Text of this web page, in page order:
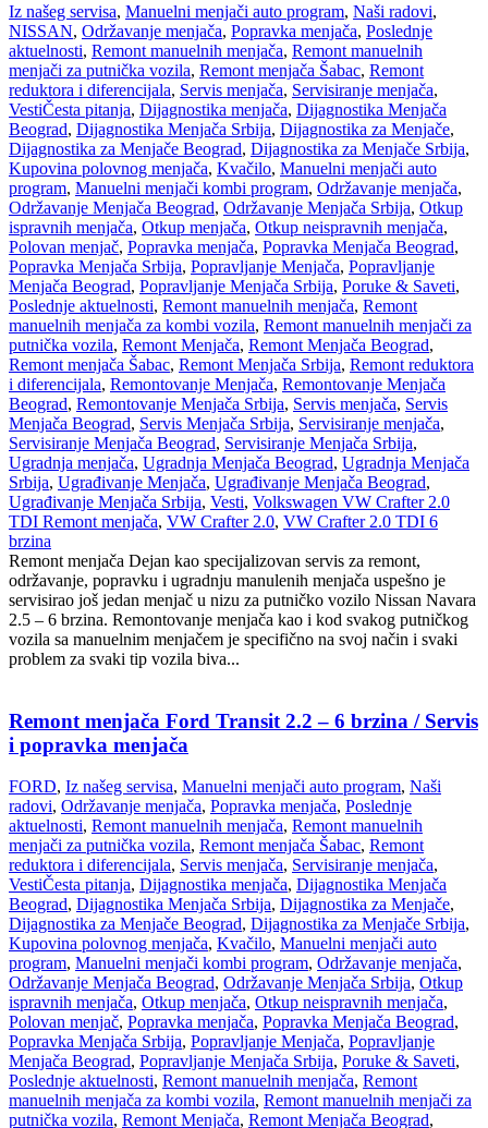
Iz našeg servisa, Manuelni menjači auto program, Naši radovi,
NISSAN, Održavanje menjača, Popravka menjača, Poslednje
aktuelnosti, Remont manuelnih menjača, Remont manuelnih
menjači za putnička vozila, Remont menjača Šabac, Remont
reduktora i diferencijala, Servis menjača, Servisiranje menjača,
VestiČesta pitanja, Dijagnostika menjača, Dijagnostika Menjača
Beograd, Dijagnostika Menjača Srbija, Dijagnostika za Menjače,
Dijagnostika za Menjače Beograd, Dijagnostika za Menjače Srbija,
Kupovina polovnog menjača, Kvačilo, Manuelni menjači auto
program, Manuelni menjači kombi program, Održavanje menjača,
Održavanje Menjača Beograd, Održavanje Menjača Srbija, Otkup
ispravnih menjača, Otkup menjača, Otkup neispravnih menjača,
Polovan menjač, Popravka menjača, Popravka Menjača Beograd,
Popravka Menjača Srbija, Popravljanje Menjača, Popravljanje
Menjača Beograd, Popravljanje Menjača Srbija, Poruke & Saveti,
Poslednje aktuelnosti, Remont manuelnih menjača, Remont
manuelnih menjača za kombi vozila, Remont manuelnih menjači za
putnička vozila, Remont Menjača, Remont Menjača Beograd,
Remont menjača Šabac, Remont Menjača Srbija, Remont reduktora
i diferencijala, Remontovanje Menjača, Remontovanje Menjača
Beograd, Remontovanje Menjača Srbija, Servis menjača, Servis
Menjača Beograd, Servis Menjača Srbija, Servisiranje menjača,
Servisiranje Menjača Beograd, Servisiranje Menjača Srbija,
Ugradnja menjača, Ugradnja Menjača Beograd, Ugradnja Menjača
Srbija, Ugrađivanje Menjača, Ugrađivanje Menjača Beograd,
Ugrađivanje Menjača Srbija, Vesti, Volkswagen VW Crafter 2.0
TDI Remont menjača, VW Crafter 2.0, VW Crafter 2.0 TDI 6
brzina
Remont menjača Dejan kao specijalizovan servis za remont,
održavanje, popravku i ugradnju manulenih menjača uspešno je
servisirao još jedan menjač u nizu za putničko vozilo Nissan Navara
2.5 – 6 brzina. Remontovanje menjača kao i kod svakog putničkog
vozila sa manuelnim menjačem je specifično na svoj način i svaki
problem za svaki tip vozila biva...
Remont menjača Ford Transit 2.2 – 6 brzina / Servis
i popravka menjača
FORD, Iz našeg servisa, Manuelni menjači auto program, Naši
radovi, Održavanje menjača, Popravka menjača, Poslednje
aktuelnosti, Remont manuelnih menjača, Remont manuelnih
menjači za putnička vozila, Remont menjača Šabac, Remont
reduktora i diferencijala, Servis menjača, Servisiranje menjača,
VestiČesta pitanja, Dijagnostika menjača, Dijagnostika Menjača
Beograd, Dijagnostika Menjača Srbija, Dijagnostika za Menjače,
Dijagnostika za Menjače Beograd, Dijagnostika za Menjače Srbija,
Kupovina polovnog menjača, Kvačilo, Manuelni menjači auto
program, Manuelni menjači kombi program, Održavanje menjača,
Održavanje Menjača Beograd, Održavanje Menjača Srbija, Otkup
ispravnih menjača, Otkup menjača, Otkup neispravnih menjača,
Polovan menjač, Popravka menjača, Popravka Menjača Beograd,
Popravka Menjača Srbija, Popravljanje Menjača, Popravljanje
Menjača Beograd, Popravljanje Menjača Srbija, Poruke & Saveti,
Poslednje aktuelnosti, Remont manuelnih menjača, Remont
manuelnih menjača za kombi vozila, Remont manuelnih menjači za
putnička vozila, Remont Menjača, Remont Menjača Beograd,